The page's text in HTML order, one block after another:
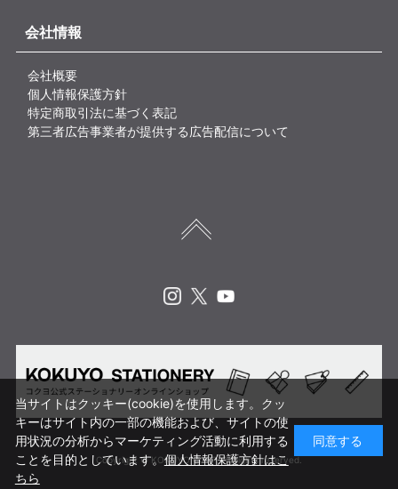
会社情報
会社概要
個人情報保護方針
特定商取引法に基づく表記
第三者広告事業者が提供する広告配信について
Copyright © KOKUYO CORP. All rights reserved.
当サイトはクッキー(cookie)を使用します。クッ
キーはサイト内の一部の機能および、サイトの使
用状況の分析からマーケティング活動に利用する
ことを目的としています。個人情報保護方針はこ
ちら
同意する